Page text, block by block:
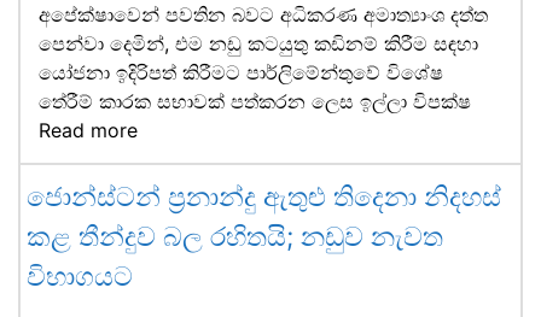
අපේක්ෂාවෙන් පවතින බවට අධිකරණ අමාත්‍යාංශ දත්ත
පෙන්වා දෙමින්, එම නඩු කටයුතු කඩිනම් කිරීම සඳහා
යෝජනා ඉදිරිපත් කිරීමට පාර්ලිමේන්තුවේ විශේෂ
තේරීම් කාරක සභාවක් පත්කරන ලෙස ඉල්ලා විපක්ෂ
Read more
ජොන්ස්ටන් ප්‍රනාන්දු ඇතුළු තිදෙනා නිදහස්
කළ තීන්දුව බල රහිතයි; නඩුව නැවත
විභාගයට